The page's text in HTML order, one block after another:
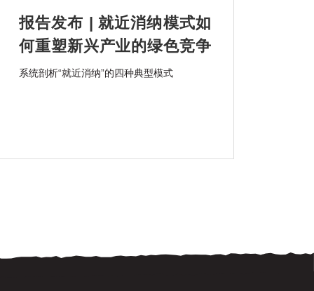
报告发布 | 就近消纳模式如
何重塑新兴产业的绿色竞争
力？
系统剖析“就近消纳”的四种典型模式